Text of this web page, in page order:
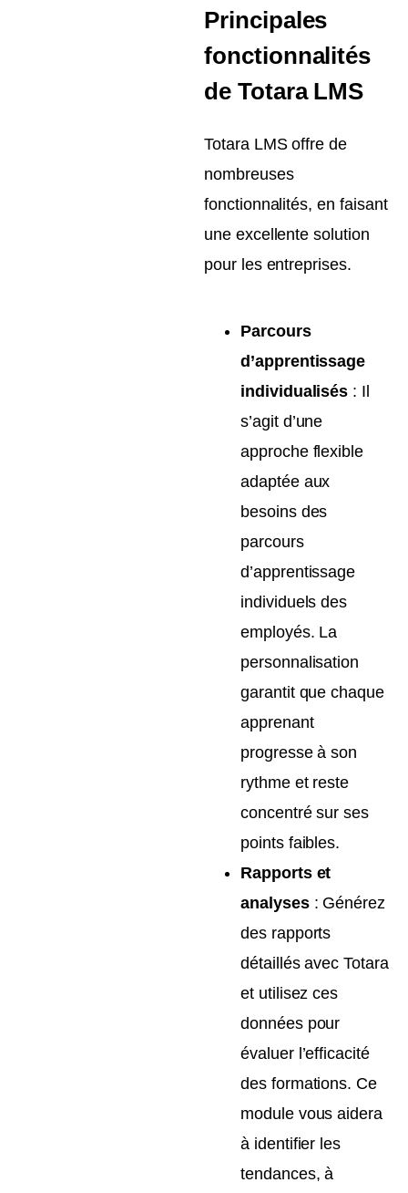
Principales
fonctionnalités
de Totara LMS
Totara LMS offre de
nombreuses
fonctionnalités, en faisant
une excellente solution
pour les entreprises.
Parcours
d’apprentissage
individualisés : Il
s’agit d’une
approche flexible
adaptée aux
besoins des
parcours
d’apprentissage
individuels des
employés. La
personnalisation
garantit que chaque
apprenant
progresse à son
rythme et reste
concentré sur ses
points faibles.
Rapports et
analyses: Générez
des rapports
détaillés avec Totara
et utilisez ces
données pour
évaluer l’efficacité
des formations. Ce
module vous aidera
à identifier les
tendances, à